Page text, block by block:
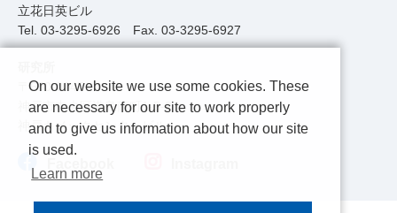
立花日英ビル
Tel. 03-3295-6926 Fax. 03-3295-6927
〒650-0047
神戸市中央区港島南町1-5-2
神戸キメックセンタービル
On our website we use some cookies. These
are necessary for our site to work properly
and to give us information about how our site
is used.
Learn more